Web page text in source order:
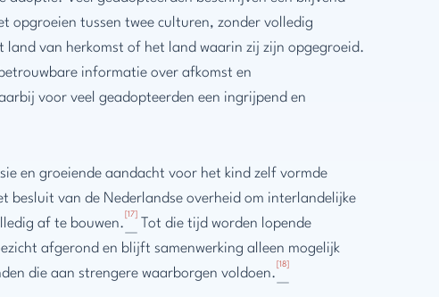
opgroeien tussen twee culturen, zonder volledig
land van herkomst of het land waarin zij zijn opgegroeid.
informatie over afkomst en
voor veel geadopteerden een ingrijpend en
en groeiende aandacht voor het kind zelf vormde
besluit van de Nederlandse overheid om interlandelijke
af te bouwen.
[17]
Tot die tijd worden lopende
afgerond en blijft samenwerking alleen mogelijk
die aan strengere waarborgen voldoen.
[18]